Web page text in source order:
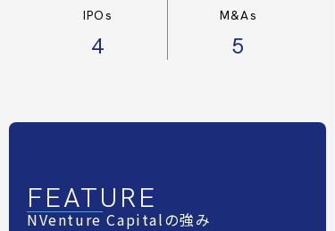
IPOs
4
M&As
5
FEATURE
NVenture Capitalの強み